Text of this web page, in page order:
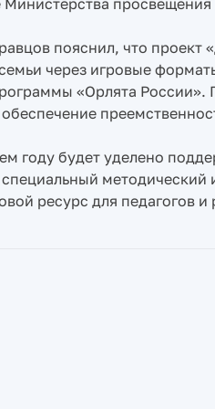
пояснил, что
через игровые
«Орлята России».
обеспечение
году будет уделено
ресурс для педагогов и